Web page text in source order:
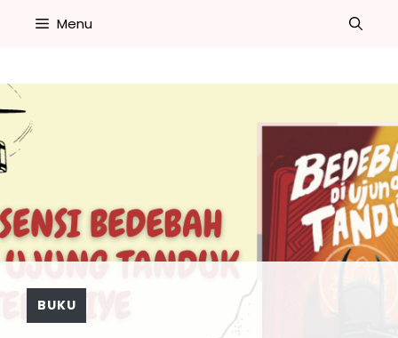
Menu
BUKU